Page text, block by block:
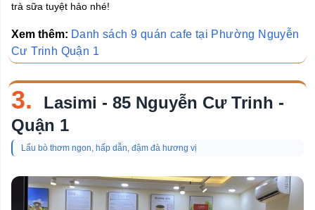
trà sữa tuyệt hảo nhé!
Xem thêm: Danh sách 9 quán cafe tại Phường Nguyễn
Cư Trinh Quận 1
3.
Lasimi - 85 Nguyễn Cư Trinh -
Quận 1
Lẩu bò thơm ngon, hấp dẫn, đậm đà hương vị